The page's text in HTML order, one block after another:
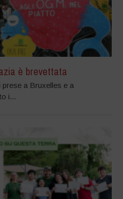
è brevettata
a Bruxelles e a
i...